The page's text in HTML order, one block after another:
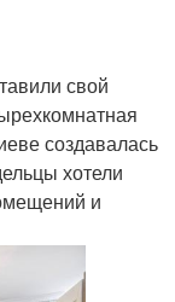
свой
создавалась
хотели
и